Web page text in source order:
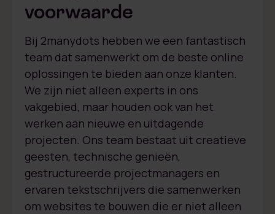
voorwaarde
Bij 2manydots hebben we een fantastisch
team dat samenwerkt om de beste online
oplossingen te bieden aan onze klanten.
We zijn niet alleen experts in ons
vakgebied, maar houden ook van het
werken aan nieuwe en uitdagende
projecten. Ons team bestaat uit creatieve
geesten, technische genieën,
gestructureerde projectmanagers en
ervaren tekstschrijvers die samenwerken
om websites te bouwen die er niet alleen